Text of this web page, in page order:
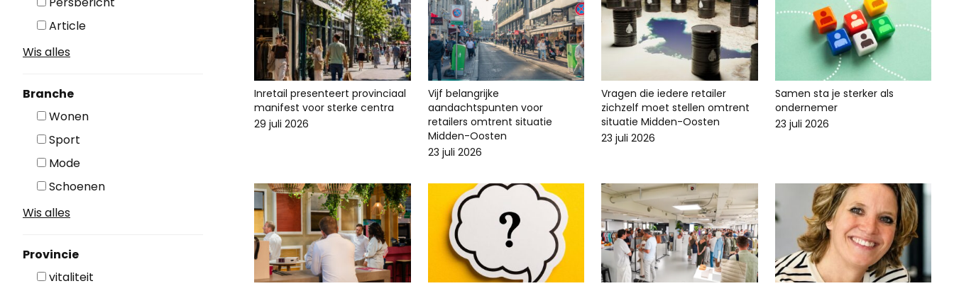
Article
Wis alles
Branche
Wonen
Sport
Mode
Schoenen
Wis alles
Provincie
vitaliteit
Inretail presenteert provinciaal
manifest voor sterke centra
29 juli 2026
Vijf belangrijke
aandachtspunten voor
retailers omtrent situatie
Midden-Oosten
23 juli 2026
Vragen die iedere retailer
zichzelf moet stellen omtrent
situatie Midden-Oosten
23 juli 2026
Samen sta je sterker als
ondernemer
23 juli 2026